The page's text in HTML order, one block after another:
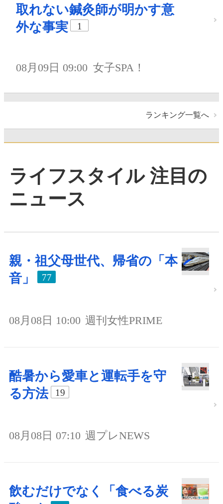
取れない鍼灸師が明かす意
外な事実
1
08月09日 09:00 女子SPA！
ランキング一覧へ
ライフスタイル 注目の
ニュース
親・祖父母世代、帰省の「本
音」
77
08月08日 10:00 週刊女性PRIME
酷暑から愛車と運転手を守
る方法
19
08月08日 07:10 週プレNEWS
飲むだけでなく「食べる炭